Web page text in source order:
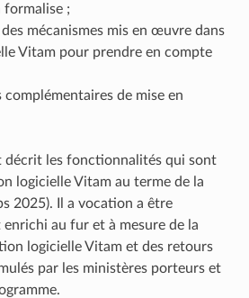
formalise ;
mécanismes mis en œuvre dans
Vitam pour prendre en compte
complémentaires de mise en
décrit les fonctionnalités qui sont
logicielle Vitam au terme de la
2025). Il a vocation a être
au fur et à mesure de la
logicielle Vitam et des retours
par les ministères porteurs et